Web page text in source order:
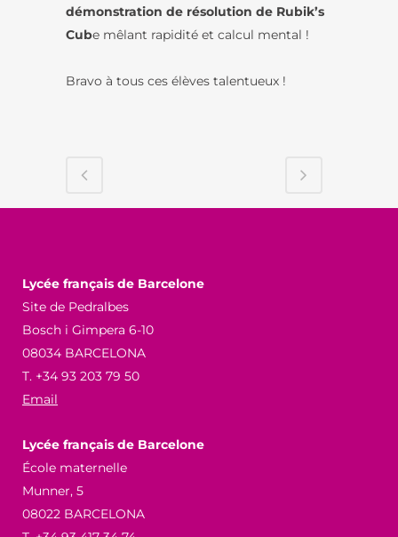
démonstration de résolution de Rubik’s
Cube mêlant rapidité et calcul mental !
Bravo à tous ces élèves talentueux !
Lycée français de Barcelone
Site de Pedralbes
Bosch i Gimpera 6-10
08034 BARCELONA
T. +34 93 203 79 50
Email
Lycée français de Barcelone
École maternelle
Munner, 5
08022 BARCELONA